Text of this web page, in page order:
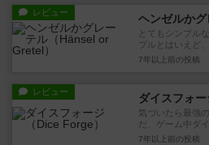
レビュー ヘンゼルか
とてもシンプル
プルとはいえど
7年以上前 の投稿
レビュー ダイスフォー
気づいたら最強
だ、ゲーム中ダ
7年以上前 の投稿